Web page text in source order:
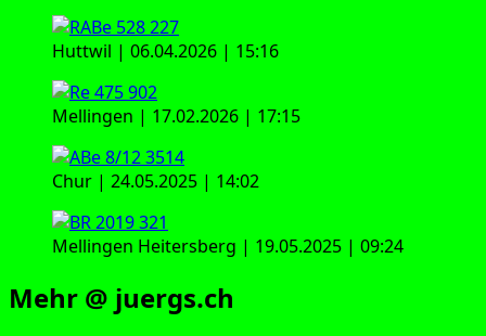
Huttwil | 06.04.2026 | 15:16
Mellingen | 17.02.2026 | 17:15
Chur | 24.05.2025 | 14:02
Mellingen Heitersberg | 19.05.2025 | 09:24
Mehr @ juergs.ch